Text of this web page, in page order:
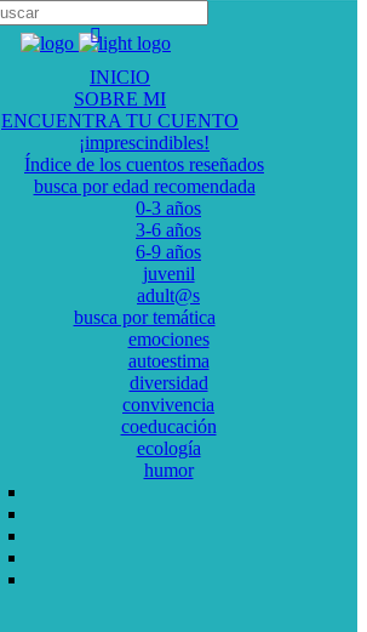
INICIO
SOBRE MI
ENCUENTRA TU CUENTO
¡imprescindibles!
Índice de los cuentos reseñados
busca por edad recomendada
0-3 años
3-6 años
6-9 años
juvenil
adult@s
busca por temática
emociones
autoestima
diversidad
convivencia
coeducación
ecología
humor